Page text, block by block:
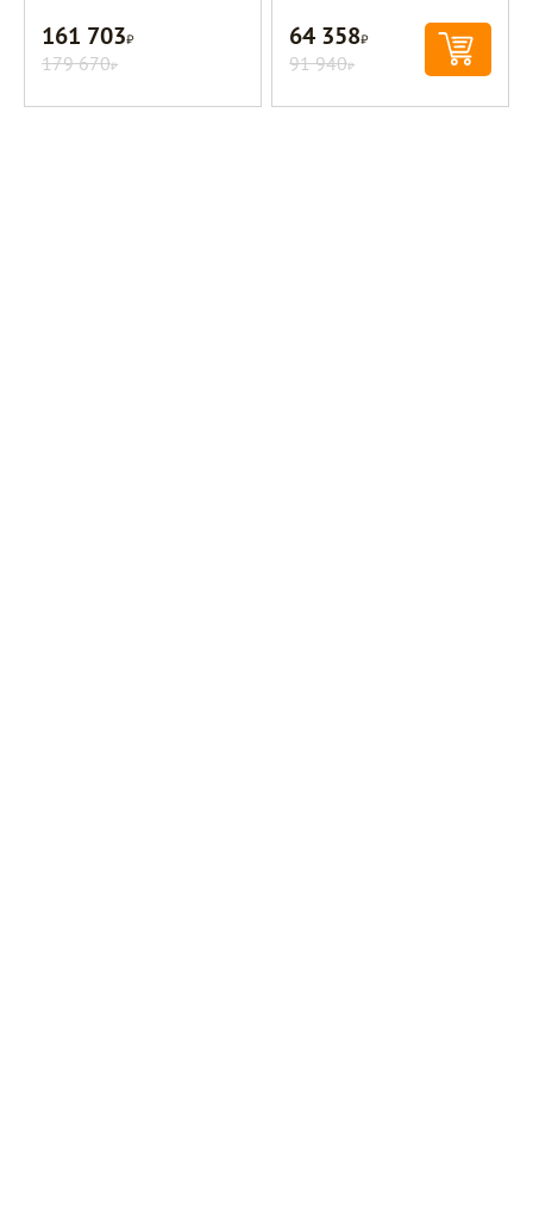
161 703Р
179 670Р
64 358Р
91 940Р